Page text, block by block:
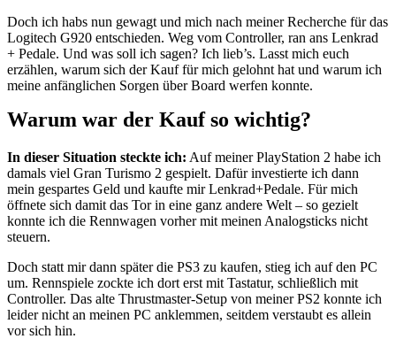
Doch ich habs nun gewagt und mich nach meiner Recherche für das
Logitech G920 entschieden. Weg vom Controller, ran ans Lenkrad
+ Pedale. Und was soll ich sagen? Ich lieb’s. Lasst mich euch
erzählen, warum sich der Kauf für mich gelohnt hat und warum ich
meine anfänglichen Sorgen über Board werfen konnte.
Warum war der Kauf so wichtig?
In dieser Situation steckte ich: Auf meiner PlayStation 2 habe ich
damals viel Gran Turismo 2 gespielt. Dafür investierte ich dann
mein gespartes Geld und kaufte mir Lenkrad+Pedale. Für mich
öffnete sich damit das Tor in eine ganz andere Welt – so gezielt
konnte ich die Rennwagen vorher mit meinen Analogsticks nicht
steuern.
Doch statt mir dann später die PS3 zu kaufen, stieg ich auf den PC
um. Rennspiele zockte ich dort erst mit Tastatur, schließlich mit
Controller. Das alte Thrustmaster-Setup von meiner PS2 konnte ich
leider nicht an meinen PC anklemmen, seitdem verstaubt es allein
vor sich hin.